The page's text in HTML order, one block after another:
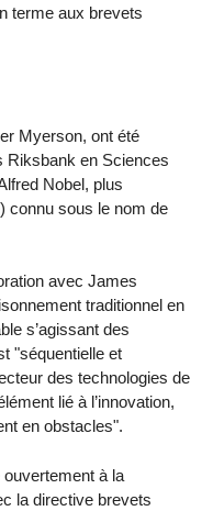
terme aux brevets
Myerson, ont été
Riksbank en Sciences
Nobel, plus
connu sous le nom de
avec James
traditionnel en
s’agissant des
"séquentielle et
des technologies de
lié à l’innovation,
en obstacles".
à la
la directive brevets